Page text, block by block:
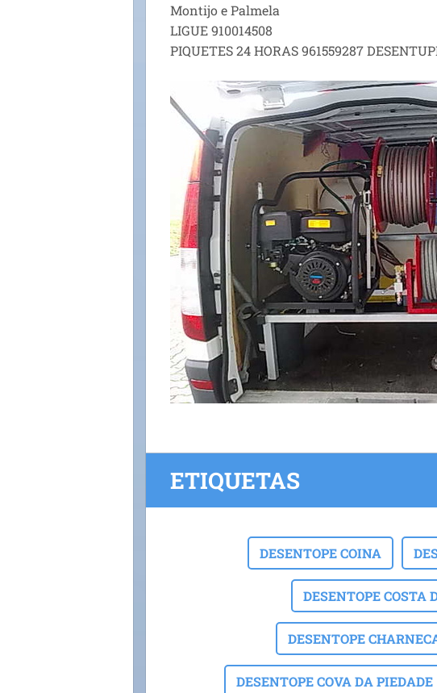
Montijo e Palmela
LIGUE 910014508
PIQUETES 24 HORAS 961559287
ETIQUETAS
DESENTOPE COINA
DESENTOPE COSTA
DESENTOPE
DESENTOPE COVA DA PIEDADE